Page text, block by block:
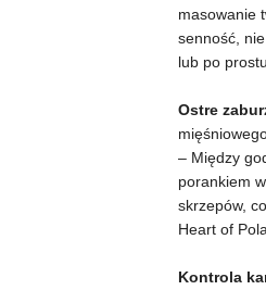
masowanie
senność,
lub po
Ostre
– Między
porankiem
skrzepów,
Heart of
Kontrola